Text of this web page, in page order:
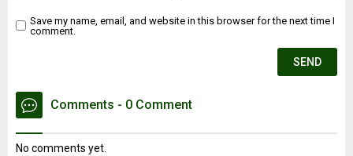
Save my name, email, and website in this browser for the next time I
comment.
Comments - 0 Comment
No comments yet.